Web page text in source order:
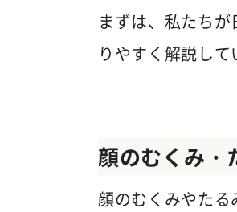
まずは、私たち
りやすく解説して
顔のむくみ・
顔のむくみやた